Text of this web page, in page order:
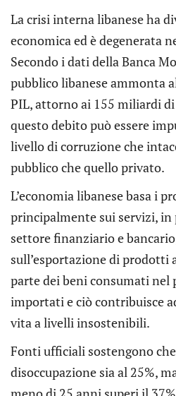
La crisi interna libanese ha
economica ed è degenerata
Secondo i dati della Banca
pubblico libanese ammonta
PIL, attorno ai 155 miliardi
questo debito può essere
livello di corruzione che
pubblico che quello privato.
L’economia libanese basa i
principalmente sui servizi, in
settore finanziario e
sull’esportazione di prodotti
parte dei beni consumati nel
importati e ciò contribuisce
vita a livelli insostenibili.
Fonti ufficiali sostengono
disoccupazione sia al 25%,